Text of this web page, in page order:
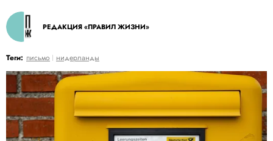
РЕДАКЦИЯ «ПРАВИЛ ЖИЗНИ»
Теги: письмо нидерланды